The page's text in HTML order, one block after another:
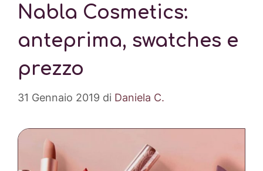
Nabla Cosmetics:
anteprima, swatches e
prezzo
31 Gennaio 2019 di Daniela C.